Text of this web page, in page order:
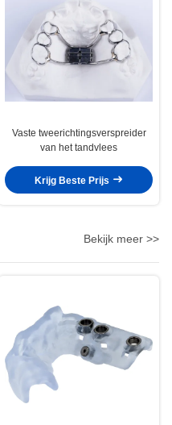
Vaste tweerichtingsverspreider
van het tandvlees
Krijg Beste Prijs
Bekijk meer >>